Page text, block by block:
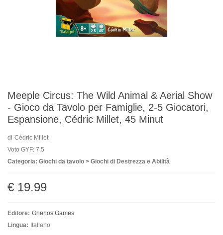
Meeple Circus: The Wild Animal & Aerial Show
- Gioco da Tavolo per Famiglie, 2-5 Giocatori,
Espansione, Cédric Millet, 45 Minut
di Cédric Millet
Voto GYF: 7.5
Categoria: Giochi da tavolo > Giochi di Destrezza e Abilità
€ 19.99
Editore: Ghenos Games
Lingua: Italiano